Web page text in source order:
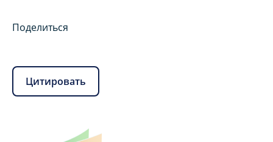
Поделиться
Цитировать